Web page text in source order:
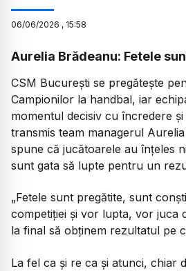
06/06/2026 , 15:58
Aurelia Brădeanu: Fetele
CSM București se pregătește
Campionilor la handbal, iar
momentul decisiv cu încredere
transmis team managerul
spune că jucătoarele au înțeles
sunt gata să lupte pentru un
„Fetele sunt pregătite, sunt
competiției și vor lupta, vor juca
la final să obținem rezultatul pe
La fel ca și re ca și atunci, chiar